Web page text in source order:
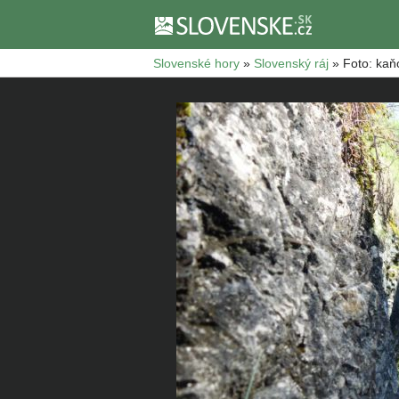
Slovenské hory » Slovenský ráj » Foto: